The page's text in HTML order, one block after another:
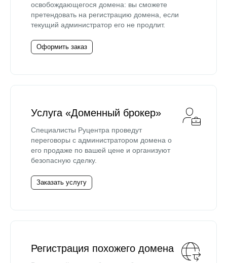
освобождающегося домена: вы сможете
претендовать на регистрацию домена, если
текущий администратор его не продлит.
Оформить заказ
Услуга «Доменный брокер»
Специалисты Руцентра проведут
переговоры с администратором домена о
его продаже по вашей цене и организуют
безопасную сделку.
Заказать услугу
Регистрация похожего домена